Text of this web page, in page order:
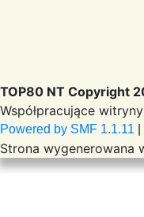
TOP80 NT Copyright
Współpracujące
Powered by SMF 1.1.11
Strona wygenerowana